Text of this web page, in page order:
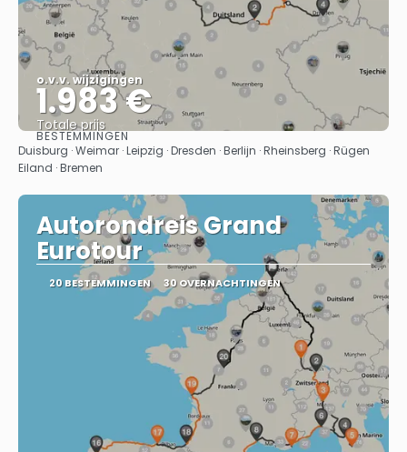
o.v.v. wijzigingen
1.983 €
Totale prijs
Bekijk
BESTEMMINGEN
Duisburg · Weimar · Leipzig · Dresden · Berlijn · Rheinsberg · Rügen
Eiland · Bremen
Autorondreis Grand
Eurotour
20 BESTEMMINGEN 30 OVERNACHTINGEN